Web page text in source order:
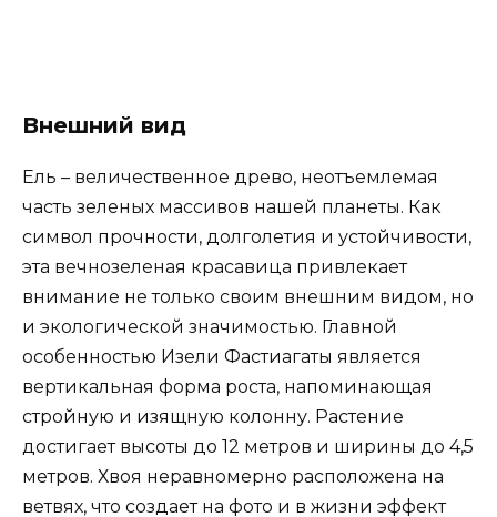
Внешний вид
Ель – величественное древо, неотъемлемая
часть зеленых массивов нашей планеты. Как
символ прочности, долголетия и устойчивости,
эта вечнозеленая красавица привлекает
внимание не только своим внешним видом, но
и экологической значимостью. Главной
особенностью Изели Фастиагаты является
вертикальная форма роста, напоминающая
стройную и изящную колонну. Растение
достигает высоты до 12 метров и ширины до 4,5
метров. Хвоя неравномерно расположена на
ветвях, что создает на фото и в жизни эффект